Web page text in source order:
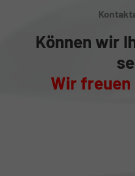
Können wir
Wir freuen